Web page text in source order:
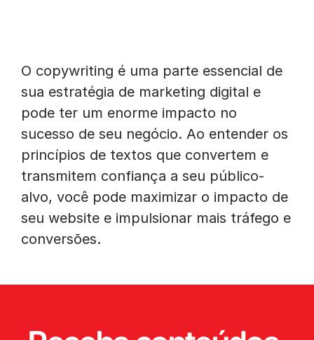
O copywriting é uma parte essencial de
sua estratégia de marketing digital e
pode ter um enorme impacto no
sucesso de seu negócio. Ao entender os
princípios de textos que convertem e
transmitem confiança a seu público-
alvo, você pode maximizar o impacto de
seu website e impulsionar mais tráfego e
conversões.